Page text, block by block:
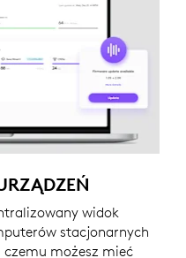
aplikacji Logi Tune
widok
stacjonarnych
czemu możesz mieć